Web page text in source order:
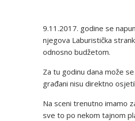
9.11.2017. godine se
njegova Laburistička
odnosno budžetom.
Za tu godinu dana može
građani nisu direktno
Na sceni trenutno imamo
sve to po nekom tajnom